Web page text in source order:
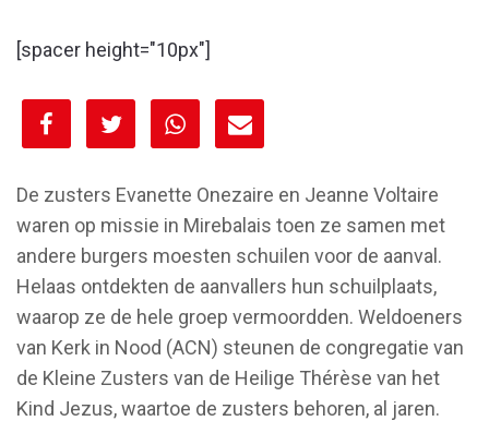
[spacer height="10px"]
[spacer height="10px"]
De zusters Evanette Onezaire en Jeanne Voltaire
waren op missie in Mirebalais toen ze samen met
andere burgers moesten schuilen voor de aanval.
Helaas ontdekten de aanvallers hun schuilplaats,
waarop ze de hele groep vermoordden. Weldoeners
van Kerk in Nood (ACN) steunen de congregatie van
de Kleine Zusters van de Heilige Thérèse van het
Kind Jezus, waartoe de zusters behoren, al jaren.